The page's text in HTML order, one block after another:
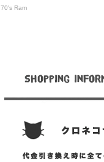
70's Ram